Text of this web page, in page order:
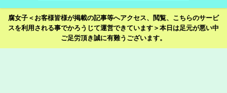
腐女子＜お客様皆様が掲載の記事等へアクセス、閲覧、こちらのサービ
スを利用される事でかろうじて運営できています＞本日は足元が悪い中
ご足労頂き誠に有難うございます。